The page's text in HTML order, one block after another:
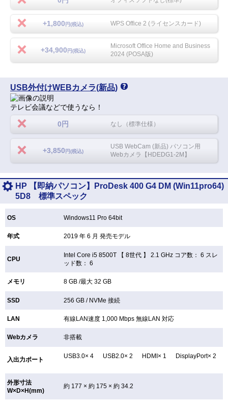
+1,800 円(税込) WPS Office 2 (ライセンスカード)
+34,900 円(税込)
Microsoft Office Home and Business
2024 (POSA版)
USB外付けWEBカメラ(新品)
テレビ会議などで使うなら！
0円 なし（標準仕様）
+3,850 円(税込)
USB WebCam (新品) パソコン用
Webカメラ【HDEDG1-2M】
HP 【即納パソコン】ProDesk 400 G4 DM (Win11pro64)
5D8 標準スペック
OS Windows11 Pro 64bit
年式 2019 年 6 月 発売モデル
CPU
Intel Core i5 8500T 【8世代 】 2.1 GHz コア数： 6 スレ
ッド数： 6
メモリ 8 GB /最大 32 GB
SSD 256 GB / NVMe 接続
LAN 有線LAN速度 1,000 Mbps 無線LAN対応
Webカメラ 非搭載
入出力ポート USB3.0× 4 USB2.0× 2 HDMI× 1 DisplayPort× 2
外形寸法
W×D×H(mm)
約 177 × 約 175 × 約 34.2